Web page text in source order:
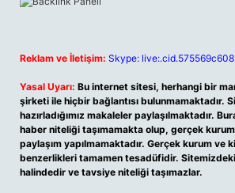
Reklam ve İletişim: Skype:
Yasal Uyarı: Bu internet sitesi, herhangi bir
şirketi ile hiçbir bağlantısı bulunmamaktadır.
hazırladığımız makaleler paylaşılmaktadır.
haber niteliği taşımamakta olup, gerçek
paylaşım yapılmamaktadır. Gerçek kurum ve
benzerlikleri tamamen tesadüfidir.
halindedir ve tavsiye niteliği taşımazlar.